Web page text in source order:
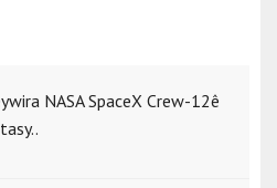
NASA SpaceX Crew-12ê